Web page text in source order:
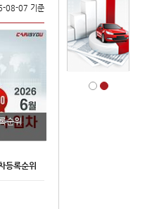
08-07 기준
순위
등록순위